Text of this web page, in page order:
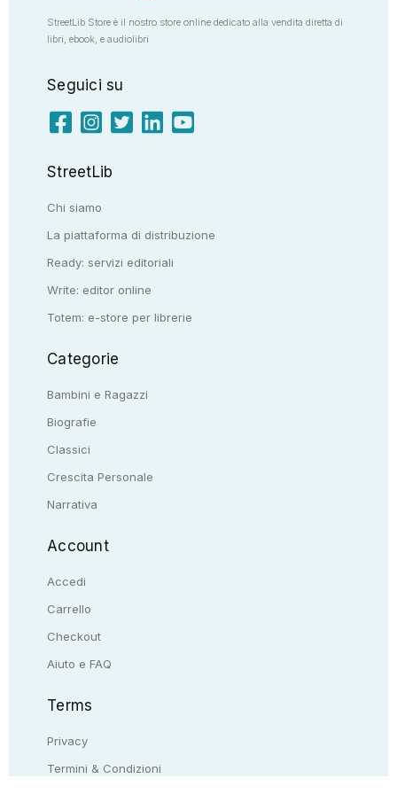
StreetLib Store è il nostro store online dedicato alla vendita diretta di
libri, ebook, e audiolibri
Seguici su
StreetLib
Chi siamo
La piattaforma di distribuzione
Ready: servizi editoriali
Write: editor online
Totem: e-store per librerie
Categorie
Bambini e Ragazzi
Biografie
Classici
Crescita Personale
Narrativa
Account
Accedi
Carrello
Checkout
Aiuto e FAQ
Terms
Privacy
Termini & Condizioni